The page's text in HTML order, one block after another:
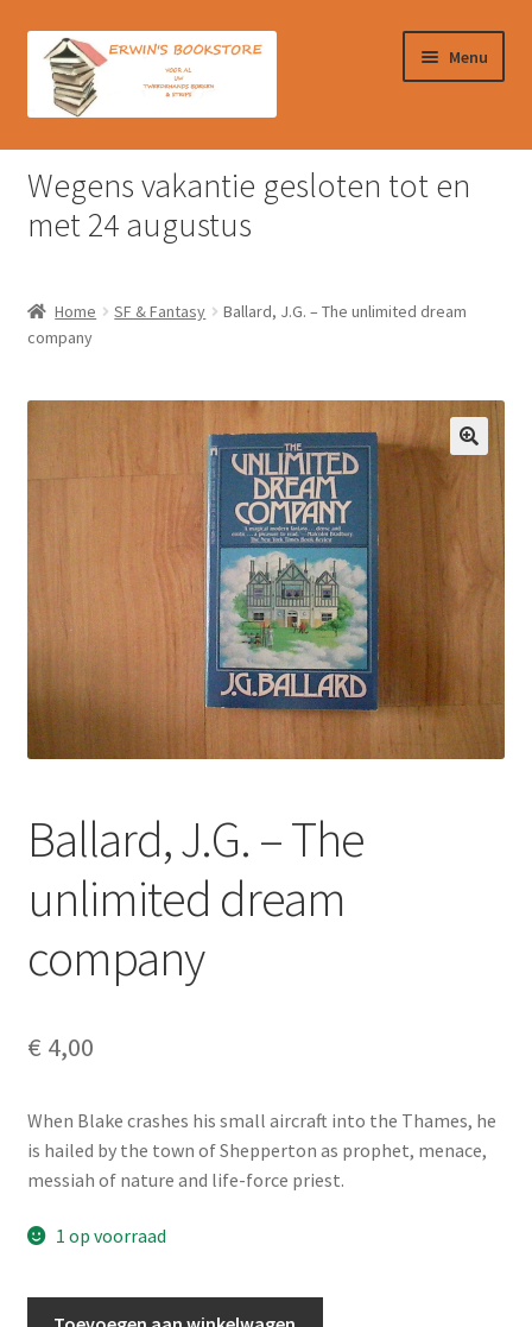
door
naar
naar
Menu
Home
Afrekenen
Contact
Verzendkosten & Ophalen boeken
Winkelmand
Wegens vakantie gesloten tot en
met 24 augustus
Home SF & Fantasy
Ballard, J.G. – The unlimited dream
company
Ballard, J.G. – The
unlimited dream
company
€ 4,00
When Blake crashes his small aircraft into the Thames, he
is hailed by the town of Shepperton as prophet, menace,
messiah of nature and life-force priest.
1 op voorraad